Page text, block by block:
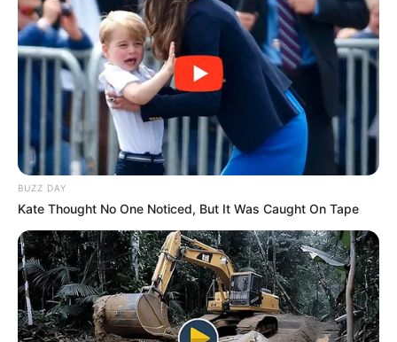
ΕΠΕΙΓΟΝ: Στην απόφαση ΑΠΑΓΟΡΕΥΣΗΣ
rapid test από τον Ε.Ο.Φ αναγράφεται
καθαρά ότι...
Σάββατο, 27 Αυγούστου 2022, 10:17
ΕΠΕΙΓΟΝ: Στην απόφαση ΑΠΑΓΟΡΕΥΣΗΣ rapid...
BUZZ DAY
Kate Thought No One Noticed, But It Was Caught On Tape